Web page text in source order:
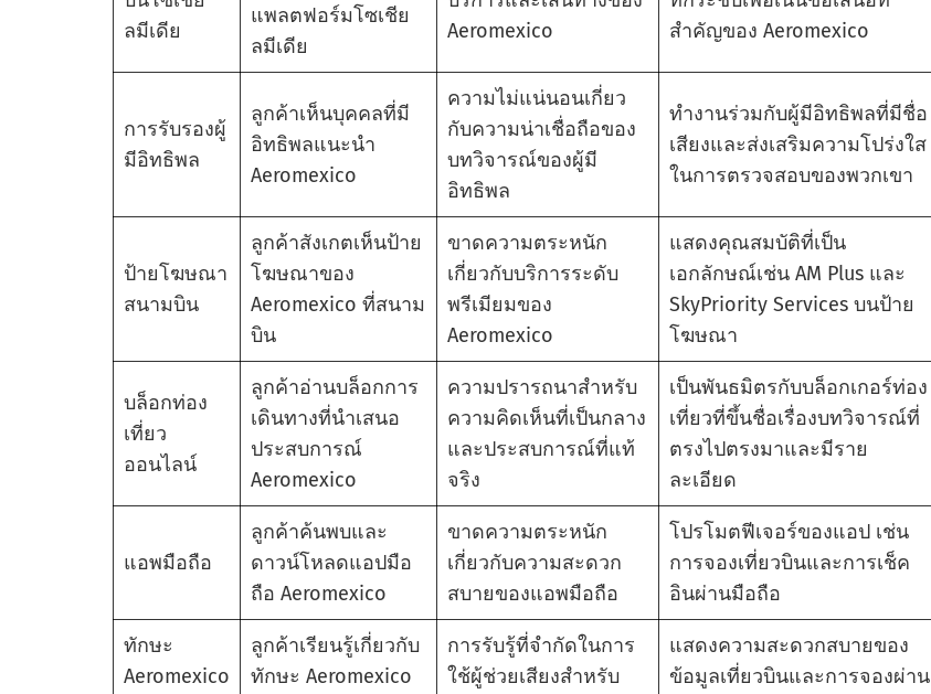
ลมีเดีย
แพลตฟอร์มโซเชีย
ลมีเดีย
Aeromexico
สําคัญของ Aeromexico
การรับรองผู้
มีอิทธิพล
ลูกค้าเห็นบุคคลที่มี
อิทธิพลแนะนํา
Aeromexico
ความไม่แน่นอนเกี่ยว
กับความน่าเชื่อถือของ
บทวิจารณ์ของผู้มี
อิทธิพล
ทํางานร่วมกับผู้มีอิทธิพลที่มีชื่อ
เสียงและส่งเสริมความโปร่งใส
ในการตรวจสอบของพวกเขา
ป้ายโฆษณา
สนามบิน
ลูกค้าสังเกตเห็นป้าย
โฆษณาของ
Aeromexico ที่สนาม
บิน
ขาดความตระหนัก
เกี่ยวกับบริการระดับ
พรีเมียมของ
Aeromexico
แสดงคุณสมบัติที่เป็น
เอกลักษณ์เช่น AM Plus และ
SkyPriority Services บนป้าย
โฆษณา
บล็อกท่อง
เที่ยว
ออนไลน์
ลูกค้าอ่านบล็อกการ
เดินทางที่นําเสนอ
ประสบการณ์
Aeromexico
ความปรารถนาสําหรับ
ความคิดเห็นที่เป็นกลาง
และประสบการณ์ที่แท้
จริง
เป็นพันธมิตรกับบล็อกเกอร์ท่อง
เที่ยวที่ขึ้นชื่อเรื่องบทวิจารณ์ที่
ตรงไปตรงมาและมีราย
ละเอียด
แอพมือถือ
ลูกค้าค้นพบและ
ดาวน์โหลดแอปมือ
ถือ Aeromexico
ขาดความตระหนัก
เกี่ยวกับความสะดวก
สบายของแอพมือถือ
โปรโมตฟีเจอร์ของแอป เช่น
การจองเที่ยวบินและการเช็ค
อินผ่านมือถือ
ทักษะ
Aeromexico
ลูกค้าเรียนรู้เกี่ยวกับ
ทักษะ Aeromexico
การรับรู้ที่จํากัดในการ
ใช้ผู้ช่วยเสียงสําหรับ
แสดงความสะดวกสบายของ
ข้อมูลเที่ยวบินและการจองผ่าน